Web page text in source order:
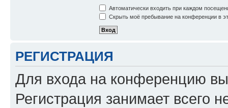
Автоматически входить при каждом
Скрыть моё пребывание на конференции в
РЕГИСТРАЦИЯ
Для входа на конференцию
Регистрация занимает всего